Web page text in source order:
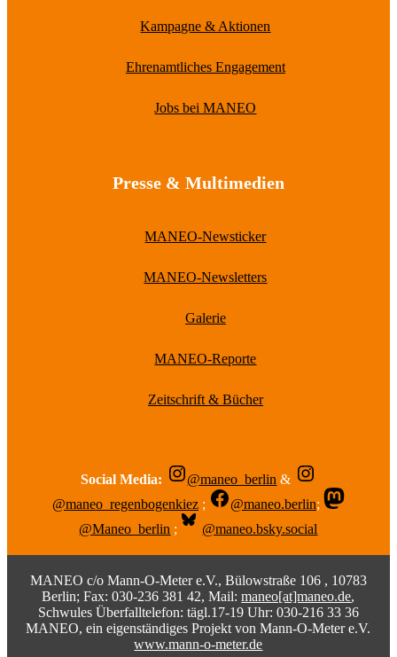
Kampagne & Aktionen
Ehrenamtliches Engagement
Jobs bei MANEO
Presse & Multimedien
MANEO-Newsticker
MANEO-Newsletters
Galerie
MANEO-Reporte
Zeitschrift & Bücher
Social Media: @maneo_berlin &
@maneo_regenbogenkiez ; @maneo.berlin;
@Maneo_berlin ; @maneo.bsky.social
MANEO c/o Mann-O-Meter e.V., Bülowstraße 106 , 10783
Berlin; Fax: 030-236 381 42, Mail:maneo[at]maneo.de,
Schwules Überfalltelefon: tägl.17-19 Uhr: 030-216 33 36
MANEO, ein eigenständiges Projekt von Mann-O-Meter e.V.
www.mann-o-meter.de